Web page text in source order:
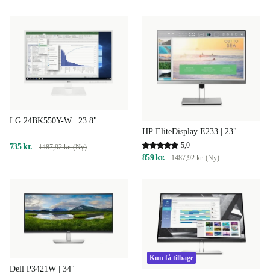
LG 24BK550Y-W | 23.8"
735 kr. 1487,92 kr. (Ny)
HP EliteDisplay E233 | 23"
5,0
859 kr. 1487,92 kr. (Ny)
Dell P3421W | 34"
Kun få tilbage